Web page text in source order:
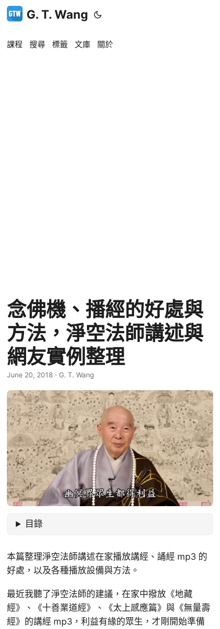
G. T. Wang
課程 搜尋 標籤 文庫 關於
念佛機、播經的好處與
方法，淨空法師講述與
網友實例整理
June 20, 2018 · G. T. Wang
目錄
本篇整理淨空法師講述在家播放講經、誦經 mp3 的
好處，以及各種播放設備與方法。
最近我聽了淨空法師的建議，在家中撥放《地藏
經》、《十善業道經》、《太上感應篇》與《無量壽
經》的講經 mp3，利益有緣的眾生，才剛開始準備